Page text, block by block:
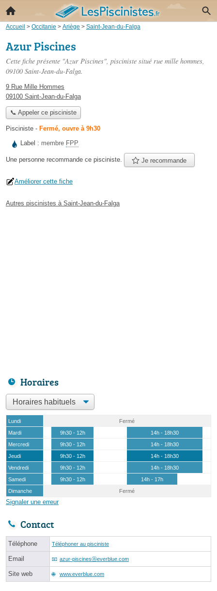
Accueil > Occitanie > Ariège > Saint-Jean-du-Falga
Azur Piscines
Cette fiche présente "Azur Piscines", pisciniste situé rue mille hommes,
09100 Saint-Jean-du-Falga.
9 Rue Mille Hommes
09100 Saint-Jean-du-Falga
📞 Appeler ce pisciniste
Pisciniste - Fermé, ouvre à 9h30
Label : membre FPP
Une personne recommande ce pisciniste. Je recommande
Améliorer cette fiche
Autres piscinistes à Saint-Jean-du-Falga
Horaires
Lundi
Fermé
Mardi
9h30 - 12h
14h - 18h30
Mercredi
9h30 - 12h
14h - 18h30
Jeudi
9h30 - 12h
14h - 18h30
Vendredi
9h30 - 12h
14h - 18h30
Samedi
9h30 - 12h
14h - 17h
Dimanche
Fermé
Signaler une erreur
Contact
Téléphone Téléphoner au pisciniste
Email azur-piscinesⓐeverblue.com
Site web www.everblue.com